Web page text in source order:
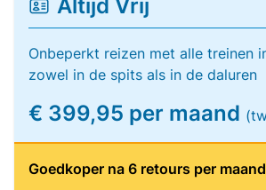
Altijd Vrij
Onbeperkt reizen met alle treinen
zowel in de spits als in de daluren
€ 399,95 per maand
Goedkoper na 6 retours per maand